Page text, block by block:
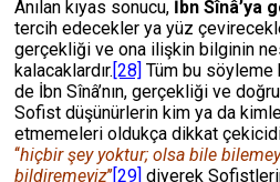
Anılan kıyas sonucu, İbn Sînâ’ya
tercih edecekler ya yüz
gerçekliği ve ona ilişkin bilginin
kalacaklardır.[28] Tüm bu söyleme
de İbn Sînâ’nın, gerçekliği ve
Sofist düşünürlerin kim ya da
etmemeleri oldukça dikkat
‘‘hiçbir şey yoktur; olsa bile
bildiremeyiz’’[29] diyerek